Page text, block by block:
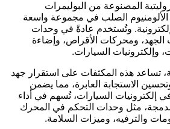
المصنوعة من البوليمرات
الصلب في مجموعة واسعة
وتُستخدم عادةً في وحدات
الجهد، ومحركات الأقراص، وإضاءة
تساعد هذه المكثفات على استقرار جهد
الاستجابة العابرة، مما يضمن
إلكترونيات السيارات، تُسهم في أداء
مثل وحدات التحكم في المحرك